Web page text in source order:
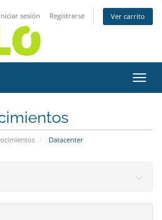
Iniciar sesión Registrarse Ver carrito
Datacenter